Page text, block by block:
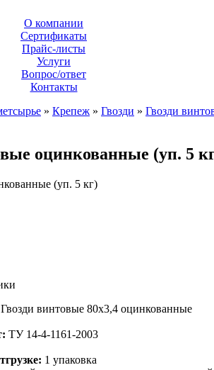
О компании
Сертификаты
Прайс-листы
Услуги
Вопрос/ответ
Контакты
» Крепеж » Гвозди » Гвозди
оцинкованные (уп. 5
Гвозди винтовые 80х3,4 оцинкованные
ТУ 14-4-1161-2003
1 упаковка